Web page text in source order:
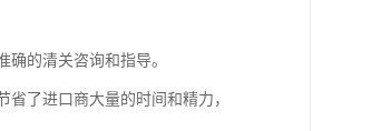
的清关咨询和指导。
了进口商大量的时间和精力，